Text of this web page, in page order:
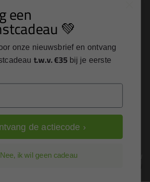
deals rechtstreeks in je
Inschrijven
Alle prijzen zijn in EURO en excl. 21% BTW
een
💚
onze nieuwsbrief en ontvang
t.w.v. €35 bij je eerste
de actiecode ›
Nee, ik wil geen cadeau